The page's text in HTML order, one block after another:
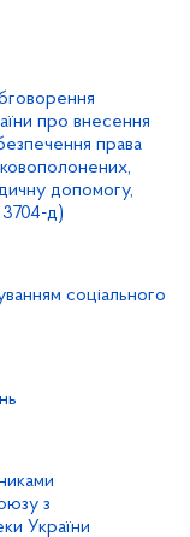
про внесення
права
допомогу,
д)
соціального
з
України